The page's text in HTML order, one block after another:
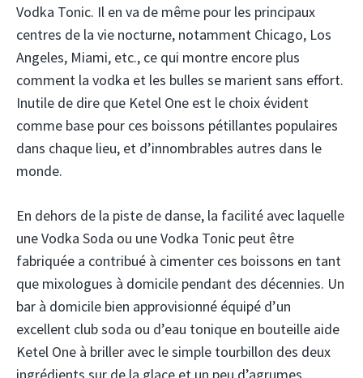
Vodka Tonic. Il en va de même pour les principaux
centres de la vie nocturne, notamment Chicago, Los
Angeles, Miami, etc., ce qui montre encore plus
comment la vodka et les bulles se marient sans effort.
Inutile de dire que Ketel One est le choix évident
comme base pour ces boissons pétillantes populaires
dans chaque lieu, et d’innombrables autres dans le
monde.
En dehors de la piste de danse, la facilité avec laquelle
une Vodka Soda ou une Vodka Tonic peut être
fabriquée a contribué à cimenter ces boissons en tant
que mixologues à domicile pendant des décennies. Un
bar à domicile bien approvisionné équipé d’un
excellent club soda ou d’eau tonique en bouteille aide
Ketel One à briller avec le simple tourbillon des deux